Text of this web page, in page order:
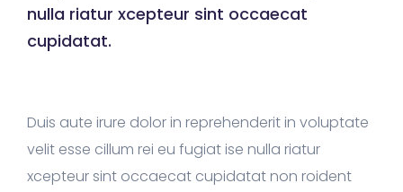
nulla riatur xcepteur sint occaecat
cupidatat.
Duis aute irure dolor in reprehenderit in voluptate
velit esse cillum rei eu fugiat ise nulla riatur
xcepteur sint occaecat cupidatat non roident